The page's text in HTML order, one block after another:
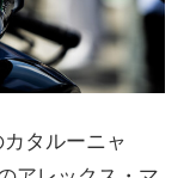
ー
ス
タルーニャ